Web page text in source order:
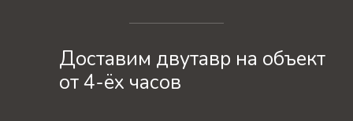
Доставим двутавр на объект
от 4-ёх часов